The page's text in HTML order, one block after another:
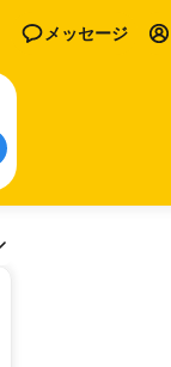
メッセージ